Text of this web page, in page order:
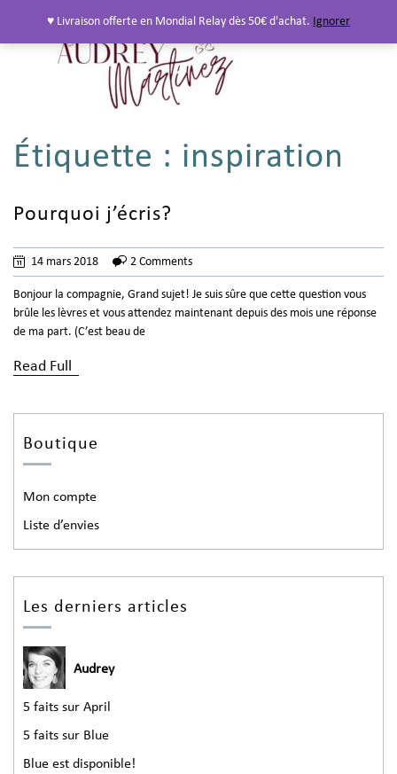
Étiquette : inspiration
Pourquoi j’écris?
14 mars 2018 2 Comments
Bonjour la compagnie, Grand sujet! Je suis sûre que cette question vous
brûle les lèvres et vous attendez maintenant depuis des mois une réponse
de ma part. (C’est beau de
Read Full
Boutique
Mon compte
Liste d’envies
Les derniers articles
Audrey
5 faits sur April
5 faits sur Blue
Blue est disponible!
♥ Livraison offerte en Mondial Relay dès 50€ d'achat. Ignorer